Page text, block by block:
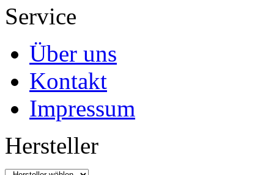
Service
Über uns
Kontakt
Impressum
Hersteller